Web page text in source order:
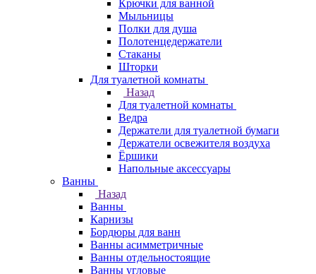
Крючки для ванной
Мыльницы
Полки для душа
Полотенцедержатели
Стаканы
Шторки
Для туалетной комнаты
Назад
Для туалетной комнаты
Ведра
Держатели для туалетной бумаги
Держатели освежителя воздуха
Ёршики
Напольные аксессуары
Ванны
Назад
Ванны
Карнизы
Бордюры для ванн
Ванны асимметричные
Ванны отдельностоящие
Ванны угловые